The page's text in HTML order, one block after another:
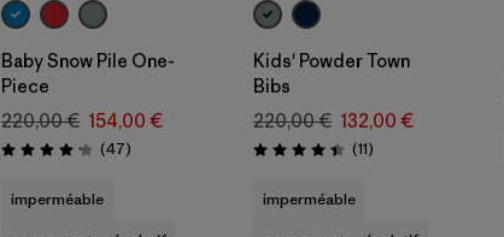
Baby Snow Pile One-
Piece
220,00 € 154,00 €
Évaluation: 4.1 / 5
(47Avis
)
imperméable
Kids' Powder Town
Bibs
220,00 € 132,00 €
Évaluation: 4.5 / 5
(11Avis
)
imperméable